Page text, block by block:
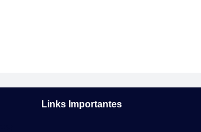
Links Importantes